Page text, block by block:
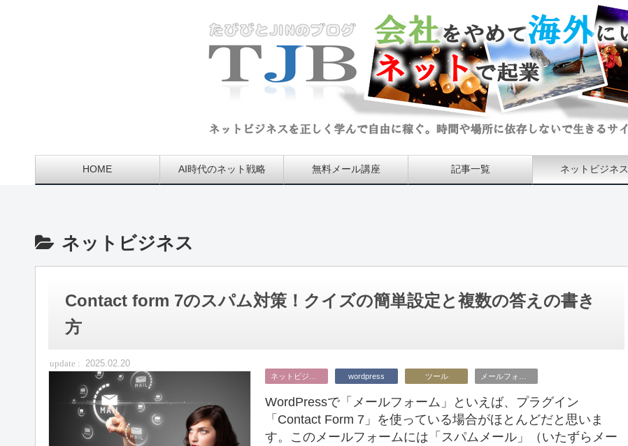
HOME AI時代のネット戦略 無料メール講座 記事一覧 ネットビジネス
ネットビジネス
Contact form 7のスパム対策！クイズの簡単設定と複数の答えの書き
方
2025.02.20
wordpress ツール
WordPressで「メールフォーム」といえば、プラグイン
「Contact Form 7」を使っている場合がほとんどだと思いま
す。このメールフォームには「スパムメール」（いたずらメー